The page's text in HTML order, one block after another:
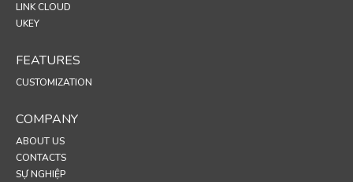
LINK CLOUD
UKEY
FEATURES
CUSTOMIZATION
COMPANY
ABOUT US
CONTACTS
SỰ NGHIỆP